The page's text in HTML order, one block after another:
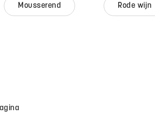
mousserend rode wijn